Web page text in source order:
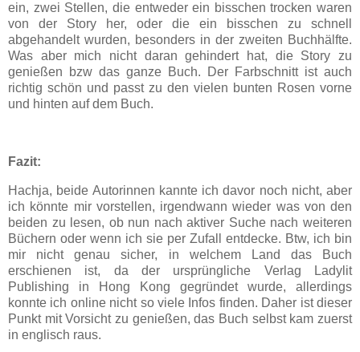
ein, zwei Stellen, die entweder ein bisschen trocken waren
von der Story her, oder die ein bisschen zu schnell
abgehandelt wurden, besonders in der zweiten Buchhälfte.
Was aber mich nicht daran gehindert hat, die Story zu
genießen bzw das ganze Buch. Der Farbschnitt ist auch
richtig schön und passt zu den vielen bunten Rosen vorne
und hinten auf dem Buch.
Fazit:
Hachja, beide Autorinnen kannte ich davor noch nicht, aber
ich könnte mir vorstellen, irgendwann wieder was von den
beiden zu lesen, ob nun nach aktiver Suche nach weiteren
Büchern oder wenn ich sie per Zufall entdecke. Btw, ich bin
mir nicht genau sicher, in welchem Land das Buch
erschienen ist, da der ursprüngliche Verlag Ladylit
Publishing in Hong Kong gegründet wurde, allerdings
konnte ich online nicht so viele Infos finden. Daher ist dieser
Punkt mit Vorsicht zu genießen, das Buch selbst kam zuerst
in englisch raus.